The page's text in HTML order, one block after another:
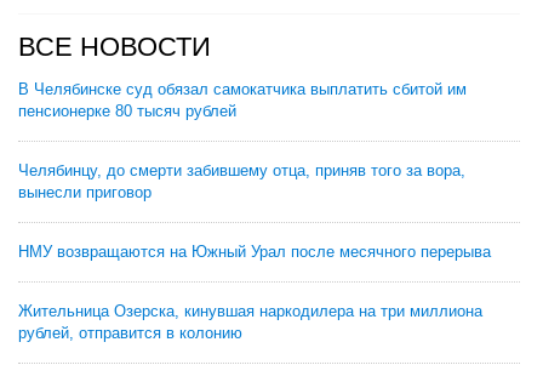
ВСЕ НОВОСТИ
В Челябинске суд обязал самокатчика выплатить сбитой им
пенсионерке 80 тысяч рублей
Челябинцу, до смерти забившему отца, приняв того за вора,
вынесли приговор
НМУ возвращаются на Южный Урал после месячного перерыва
Жительница Озерска, кинувшая наркодилера на три миллиона
рублей, отправится в колонию